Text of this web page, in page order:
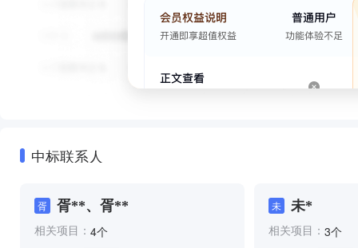
中标联系人
胥 胥**、胥**
相关项目： 4个
未 未*
相关项目： 3个